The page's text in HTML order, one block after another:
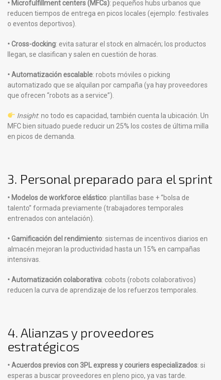
• Microfulfillment centers (MFCs): pequeños hubs urbanos que
reducen tiempos de entrega en picos locales (ejemplo: festivales
o eventos deportivos).
• Cross-docking: evita saturar el stock en almacén; los productos
llegan, se clasifican y salen en cuestión de horas.
• Automatización escalable: robots móviles o picking
automatizado que se alquilan por campaña (ya hay proveedores
que ofrecen “robots as a service”).
Insight: no todo es capacidad, también cuenta la ubicación. Un
MFC bien situado puede reducir un 25% los costes de última milla
en picos de demanda.
3. Personal preparado para el sprint
• Modelos de workforce elástico: plantillas base + “bolsa de
talento” formada previamente (trabajadores temporales
entrenados con antelación).
• Gamificación del rendimiento: sistemas de incentivos diarios en
almacén mejoran la productividad hasta un 15% en campañas
intensivas.
• Automatización colaborativa: cobots (robots colaborativos)
reducen la curva de aprendizaje de los refuerzos temporales.
4. Alianzas y proveedores
estratégicos
• Acuerdos previos con 3PL express y couriers especializados: si
esperas a buscar proveedores en pleno pico, ya vas tarde.